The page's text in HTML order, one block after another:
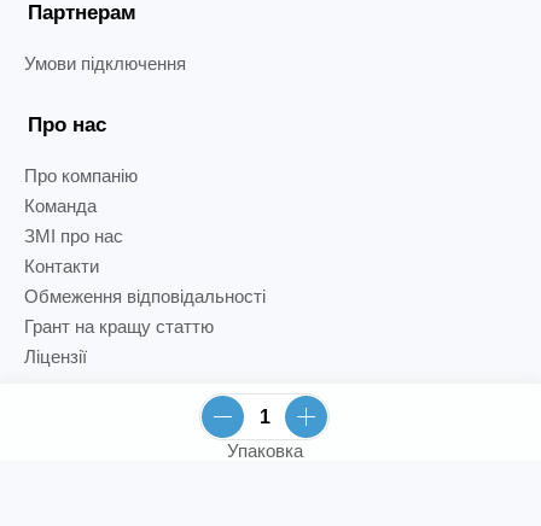
Упаковка
Партнерам
Умови підключення
Про нас
Про компанію
Команда
ЗМІ про нас
Контакти
Обмеження відповідальності
Грант на кращу статтю
Ліцензії